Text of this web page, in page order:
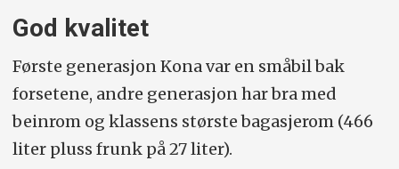
Ladehastighet:
Lengde/bredde (ekskl.
speil)/høyde/bakkeklaring:
cm.
God kvalitet
Første generasjon Kona var en småbil bak
forsetene, andre generasjon har bra med
beinrom og klassens største bagasjerom (466
liter pluss frunk på 27 liter).